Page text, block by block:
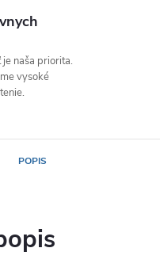
naša priorita.
vysoké
POPIS